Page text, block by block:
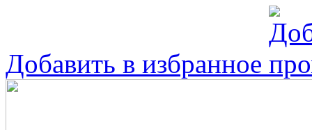
Добавить в избранное